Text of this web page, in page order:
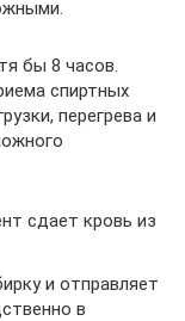
бы 8 часов.
спиртных
перегрева и
сдает кровь из
и отправляет
в